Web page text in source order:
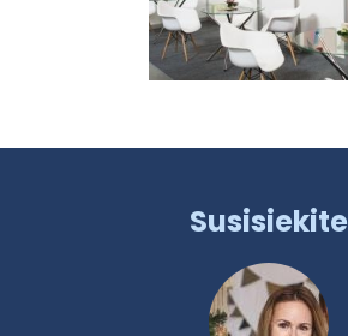
Susisiekite